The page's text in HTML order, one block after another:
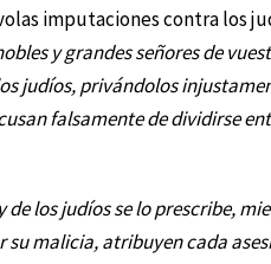
imputaciones contra los
y grandes señores de
judíos, privándolos
falsamente de dividirse
los judíos se lo prescribe,
malicia, atribuyen cada